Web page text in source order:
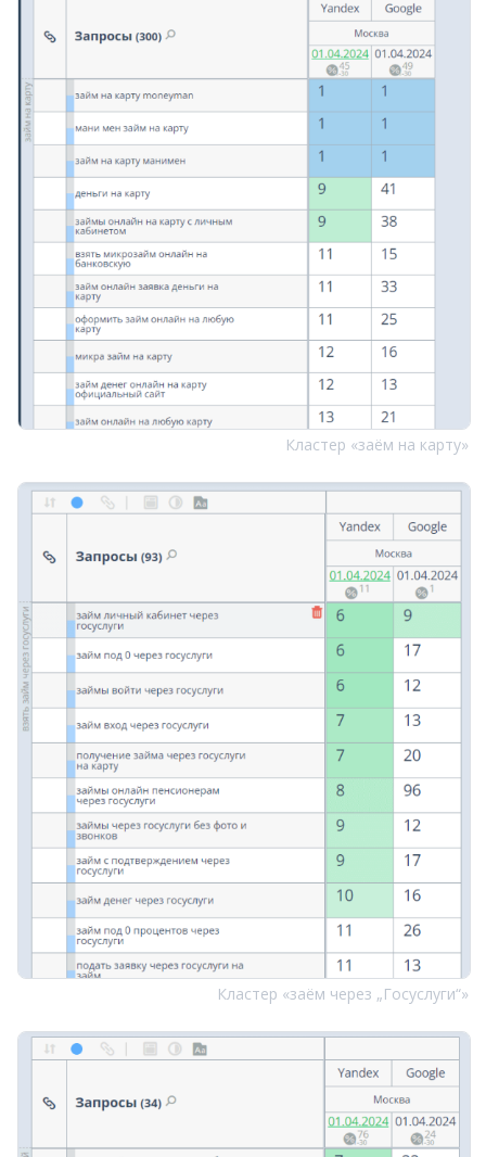
Кластер «заём на карту»
Кластер «заём через „Госуслуги“»